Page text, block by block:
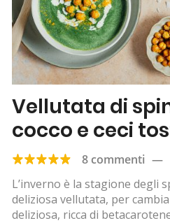
Vellutata di
cocco e ceci
8 commenti —
L’inverno è la stagione degli
deliziosa vellutata, per
deliziosa, ricca di